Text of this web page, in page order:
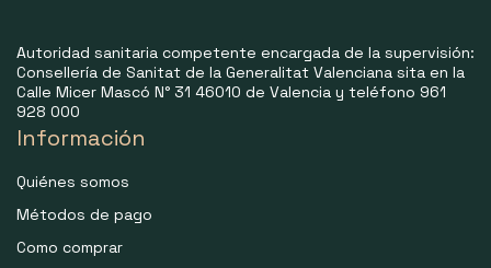
Autoridad sanitaria competente encargada de la supervisión:
Consellería de Sanitat de la Generalitat Valenciana sita en la
Calle Micer Mascó N° 31 46010 de Valencia y teléfono 961
928 000
Información
Quiénes somos
Métodos de pago
Como comprar